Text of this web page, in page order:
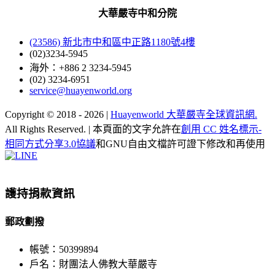
大華嚴寺中和分院
(23586) 新北市中和區中正路1180號4樓
(02)3234-5945
海外：+886 2 3234-5945
(02) 3234-6951
service@huayenworld.org
Copyright © 2018 - 2026 | Huayenworld 大華嚴寺全球資訊網.
All Rights Reserved. | 本頁面的文字允許在創用 CC 姓名標示-
相同方式分享3.0協議和GNU自由文檔許可證下修改和再使用
Facebook
X
WeChat
YouTube
LINE
Bar
Area
護持捐款資訊
郵政劃撥
帳號：50399894
戶名：財團法人佛教大華嚴寺